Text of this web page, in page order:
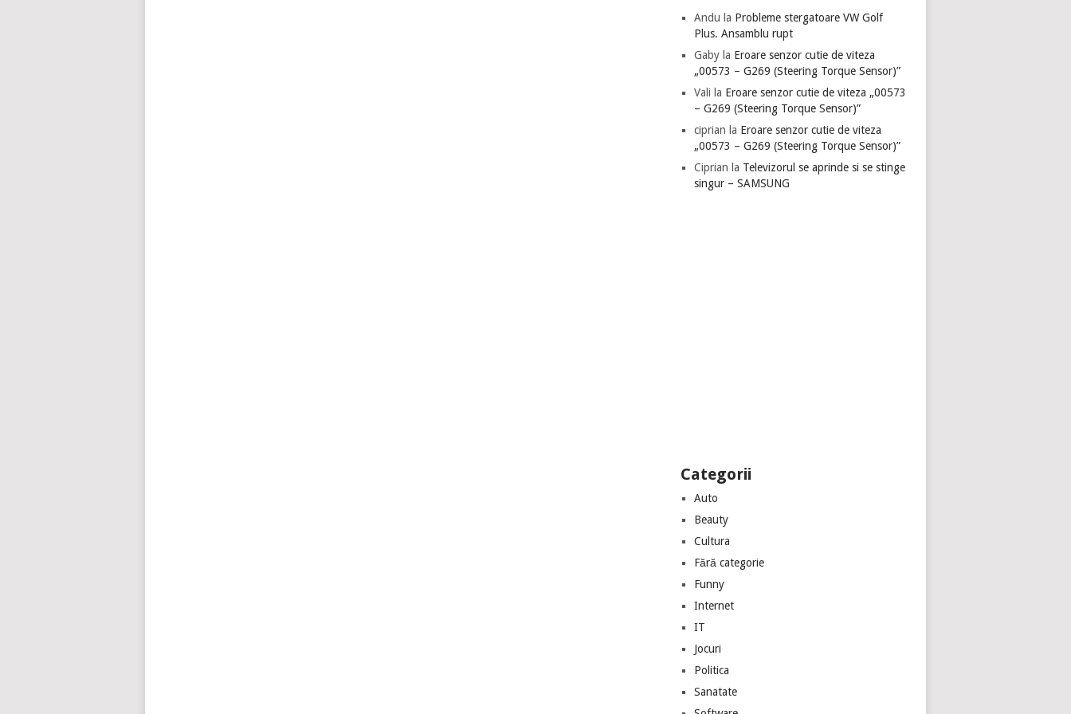
Andu la Probleme stergatoare VW Golf
Plus. Ansamblu rupt
Gaby la Eroare senzor cutie de viteza
„00573 – G269 (Steering Torque Sensor)”
Vali la Eroare senzor cutie de viteza „00573
– G269 (Steering Torque Sensor)”
ciprian la Eroare senzor cutie de viteza
„00573 – G269 (Steering Torque Sensor)”
Ciprian la Televizorul se aprinde si se stinge
singur – SAMSUNG
Categorii
Auto
Beauty
Cultura
Fără categorie
Funny
Internet
IT
Jocuri
Politica
Sanatate